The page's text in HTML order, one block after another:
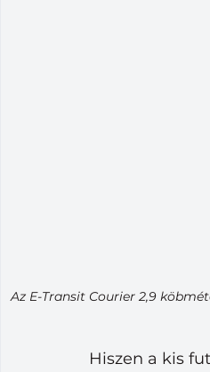
Az E-Transit Courier 2,9
Hiszen a kis